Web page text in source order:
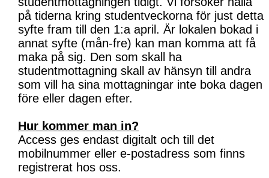
på tiderna kring studentveckorna för just detta
syfte fram till den 1:a april. Är lokalen bokad i
annat syfte (mån-fre) kan man komma att få
maka på sig. Den som skall ha
studentmottagning skall av hänsyn till andra
som vill ha sina mottagningar inte boka dagen
före eller dagen efter.
Hur kommer man in?
Access ges endast digitalt och till det
mobilnummer eller e-postadress som finns
registrerat hos oss.